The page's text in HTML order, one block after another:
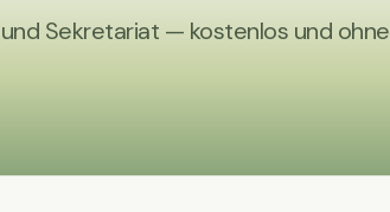
Sekretariat — kostenlos und ohne